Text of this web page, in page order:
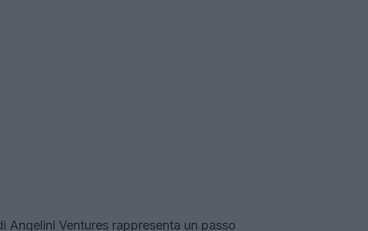
Angelini Ventures rappresenta un passo